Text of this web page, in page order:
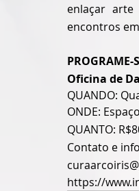
enlaçar
encontros
PROGRAME-
Oficina de
QUANDO:
ONDE:
QUANTO:
Contato e
https://